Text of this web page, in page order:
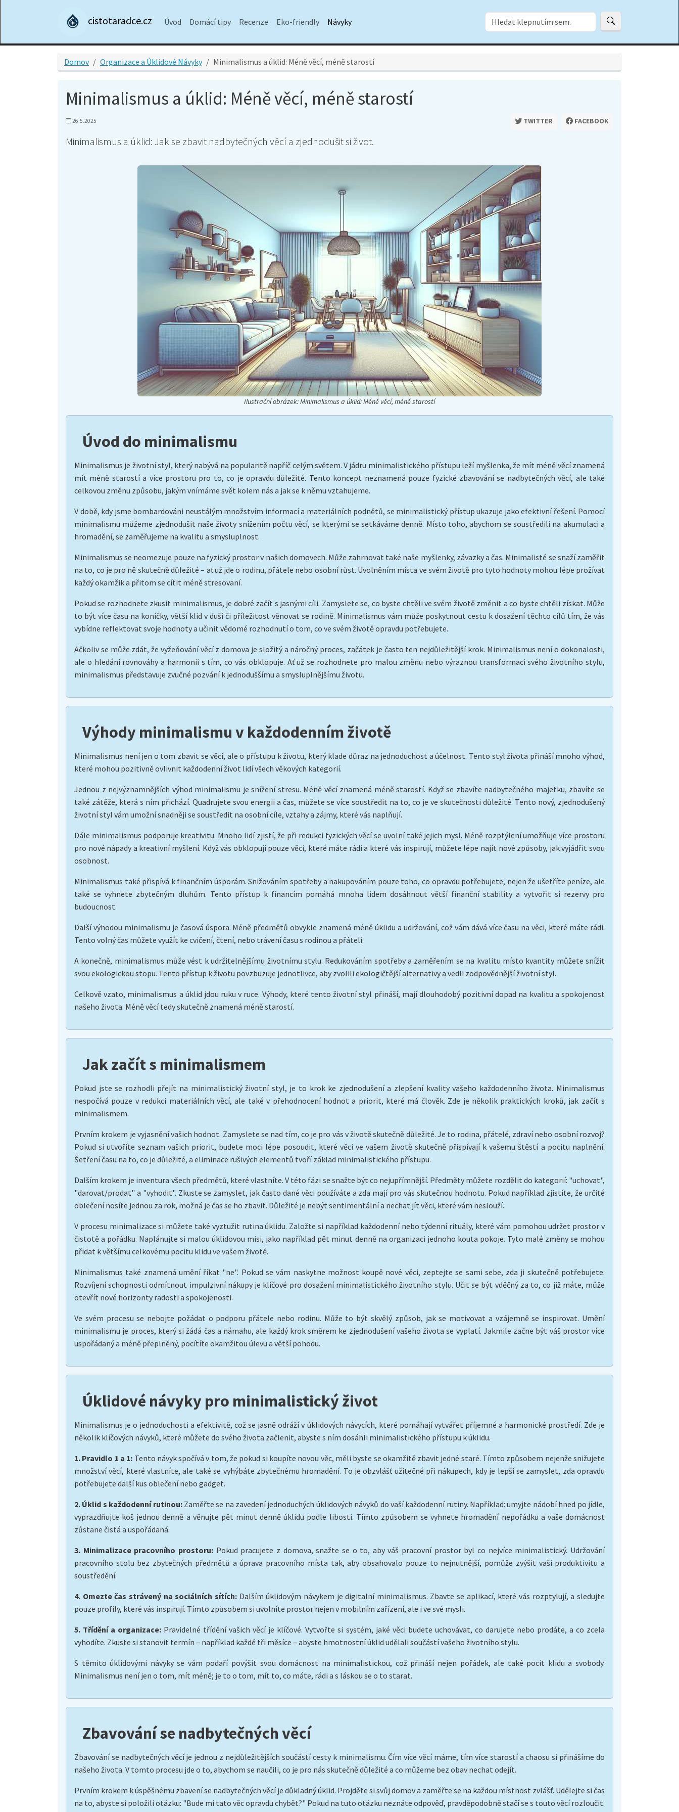
cistotaradce.cz Úvod Domácí tipy Recenze Eko-friendly Návyky
Domov Organizace a Úklidové Návyky Minimalismus a úklid: Méně věcí, méně starostí
Minimalismus a úklid: Méně věcí, méně starostí
26.5.2025 TWITTER FACEBOOK
Minimalismus a úklid: Jak se zbavit nadbytečných věcí a zjednodušit si život.
Ilustrační obrázek: Minimalismus a úklid: Méně věcí, méně starostí
Úvod do minimalismu
Minimalismus je životní styl, který nabývá na popularitě napříč celým světem. V jádru minimalistického přístupu leží myšlenka, že mít méně věcí znamená
mít méně starostí a více prostoru pro to, co je opravdu důležité. Tento koncept neznamená pouze fyzické zbavování se nadbytečných věcí, ale také
celkovou změnu způsobu, jakým vnímáme svět kolem nás a jak se k němu vztahujeme.
V době, kdy jsme bombardováni neustálým množstvím informací a materiálních podnětů, se minimalistický přístup ukazuje jako efektivní řešení. Pomocí
minimalismu můžeme zjednodušit naše životy snížením počtu věcí, se kterými se setkáváme denně. Místo toho, abychom se soustředili na akumulaci a
hromadění, se zaměřujeme na kvalitu a smysluplnost.
Minimalismus se neomezuje pouze na fyzický prostor v našich domovech. Může zahrnovat také naše myšlenky, závazky a čas. Minimalisté se snaží zaměřit
na to, co je pro ně skutečně důležité – ať už jde o rodinu, přátele nebo osobní růst. Uvolněním místa ve svém životě pro tyto hodnoty mohou lépe prožívat
každý okamžik a přitom se cítit méně stresovaní.
Pokud se rozhodnete zkusit minimalismus, je dobré začít s jasnými cíli. Zamyslete se, co byste chtěli ve svém životě změnit a co byste chtěli získat. Může
to být více času na koníčky, větší klid v duši či příležitost věnovat se rodině. Minimalismus vám může poskytnout cestu k dosažení těchto cílů tím, že vás
vybídne reflektovat svoje hodnoty a učinit vědomé rozhodnutí o tom, co ve svém životě opravdu potřebujete.
Ačkoliv se může zdát, že vyžeňování věcí z domova je složitý a náročný proces, začátek je často ten nejdůležitější krok. Minimalismus není o dokonalosti,
ale o hledání rovnováhy a harmonii s tím, co vás obklopuje. Ať už se rozhodnete pro malou změnu nebo výraznou transformaci svého životního stylu,
minimalismus představuje zvučné pozvání k jednoduššímu a smysluplnějšímu životu.
Výhody minimalismu v každodenním životě
Minimalismus není jen o tom zbavit se věcí, ale o přístupu k životu, který klade důraz na jednoduchost a účelnost. Tento styl života přináší mnoho výhod,
které mohou pozitivně ovlivnit každodenní život lidí všech věkových kategorií.
Jednou z nejvýznamnějších výhod minimalismu je snížení stresu. Méně věcí znamená méně starostí. Když se zbavíte nadbytečného majetku, zbavíte se
také zátěže, která s ním přichází. Quadrujete svou energii a čas, můžete se více soustředit na to, co je ve skutečnosti důležité. Tento nový, zjednodušený
životní styl vám umožní snadněji se soustředit na osobní cíle, vztahy a zájmy, které vás naplňují.
Dále minimalismus podporuje kreativitu. Mnoho lidí zjistí, že při redukci fyzických věcí se uvolní také jejich mysl. Méně rozptýlení umožňuje více prostoru
pro nové nápady a kreativní myšlení. Když vás obklopují pouze věci, které máte rádi a které vás inspirují, můžete lépe najít nové způsoby, jak vyjádřit svou
osobnost.
Minimalismus také přispívá k finančním úsporám. Snižováním spotřeby a nakupováním pouze toho, co opravdu potřebujete, nejen že ušetříte peníze, ale
také se vyhnete zbytečným dluhům. Tento přístup k financím pomáhá mnoha lidem dosáhnout větší finanční stability a vytvořit si rezervy pro
budoucnost.
Další výhodou minimalismu je časová úspora. Méně předmětů obvykle znamená méně úklidu a udržování, což vám dává více času na věci, které máte rádi.
Tento volný čas můžete využít ke cvičení, čtení, nebo trávení času s rodinou a přáteli.
A konečně, minimalismus může vést k udržitelnějšímu životnímu stylu. Redukováním spotřeby a zaměřením se na kvalitu místo kvantity můžete snížit
svou ekologickou stopu. Tento přístup k životu povzbuzuje jednotlivce, aby zvolili ekologičtější alternativy a vedli zodpovědnější životní styl.
Celkově vzato, minimalismus a úklid jdou ruku v ruce. Výhody, které tento životní styl přináší, mají dlouhodobý pozitivní dopad na kvalitu a spokojenost
našeho života. Méně věcí tedy skutečně znamená méně starostí.
Jak začít s minimalismem
Pokud jste se rozhodli přejít na minimalistický životní styl, je to krok ke zjednodušení a zlepšení kvality vašeho každodenního života. Minimalismus
nespočívá pouze v redukci materiálních věcí, ale také v přehodnocení hodnot a priorit, které má člověk. Zde je několik praktických kroků, jak začít s
minimalismem.
Prvním krokem je vyjasnění vašich hodnot. Zamyslete se nad tím, co je pro vás v životě skutečně důležité. Je to rodina, přátelé, zdraví nebo osobní rozvoj?
Pokud si utvoříte seznam vašich priorit, budete moci lépe posoudit, které věci ve vašem životě skutečně přispívají k vašemu štěstí a pocitu naplnění.
Šetření času na to, co je důležité, a eliminace rušivých elementů tvoří základ minimalistického přístupu.
Dalším krokem je inventura všech předmětů, které vlastníte. V této fázi se snažte být co nejupřímnější. Předměty můžete rozdělit do kategorií: "uchovat",
"darovat/prodat" a "vyhodit". Zkuste se zamyslet, jak často dané věci používáte a zda mají pro vás skutečnou hodnotu. Pokud například zjistíte, že určité
oblečení nosíte jednou za rok, možná je čas se ho zbavit. Důležité je nebýt sentimentální a nechat jít věci, které vám neslouží.
V procesu minimalizace si můžete také vyztužit rutina úklidu. Založte si například každodenní nebo týdenní rituály, které vám pomohou udržet prostor v
čistotě a pořádku. Naplánujte si malou úklidovou misi, jako například pět minut denně na organizaci jednoho kouta pokoje. Tyto malé změny se mohou
přidat k většímu celkovému pocitu klidu ve vašem životě.
Minimalismus také znamená umění říkat "ne". Pokud se vám naskytne možnost koupě nové věci, zeptejte se sami sebe, zda ji skutečně potřebujete.
Rozvíjení schopnosti odmítnout impulzivní nákupy je klíčové pro dosažení minimalistického životního stylu. Učit se být vděčný za to, co již máte, může
otevřít nové horizonty radosti a spokojenosti.
Ve svém procesu se nebojte požádat o podporu přátele nebo rodinu. Může to být skvělý způsob, jak se motivovat a vzájemně se inspirovat. Umění
minimalismu je proces, který si žádá čas a námahu, ale každý krok směrem ke zjednodušení vašeho života se vyplatí. Jakmile začne být váš prostor více
uspořádaný a méně přeplněný, pocítíte okamžitou úlevu a větší pohodu.
Úklidové návyky pro minimalistický život
Minimalismus je o jednoduchosti a efektivitě, což se jasně odráží v úklidových návycích, které pomáhají vytvářet příjemné a harmonické prostředí. Zde je
několik klíčových návyků, které můžete do svého života začlenit, abyste s ním dosáhli minimalistického přístupu k úklidu.
1. Pravidlo 1 a 1: Tento návyk spočívá v tom, že pokud si koupíte novou věc, měli byste se okamžitě zbavit jedné staré. Tímto způsobem nejenže snižujete
množství věcí, které vlastníte, ale také se vyhýbáte zbytečnému hromadění. To je obzvlášť užitečné při nákupech, kdy je lepší se zamyslet, zda opravdu
potřebujete další kus oblečení nebo gadget.
2. Úklid s každodenní rutinou:Zaměřte se na zavedení jednoduchých úklidových návyků do vaší každodenní rutiny. Například: umyjte nádobí hned po jídle,
vyprazdňujte koš jednou denně a věnujte pět minut denně úklidu podle libosti. Tímto způsobem se vyhnete hromadění nepořádku a vaše domácnost
zůstane čistá a uspořádaná.
3. Minimalizace pracovního prostoru:Pokud pracujete z domova, snažte se o to, aby váš pracovní prostor byl co nejvíce minimalistický. Udržování
pracovního stolu bez zbytečných předmětů a úprava pracovního místa tak, aby obsahovalo pouze to nejnutnější, pomůže zvýšit vaši produktivitu a
soustředění.
4. Omezte čas strávený na sociálních sítích:Dalším úklidovým návykem je digitalní minimalismus. Zbavte se aplikací, které vás rozptylují, a sledujte
pouze profily, které vás inspirují. Tímto způsobem si uvolníte prostor nejen v mobilním zařízení, ale i ve své mysli.
5. Třídění a organizace: Pravidelné třídění vašich věcí je klíčové. Vytvořte si systém, jaké věci budete uchovávat, co darujete nebo prodáte, a co zcela
vyhodíte. Zkuste si stanovit termín – například každé tři měsíce – abyste hmotnostní úklid udělali součástí vašeho životního stylu.
S těmito úklidovými návyky se vám podaří povýšit svou domácnost na minimalistickou, což přináší nejen pořádek, ale také pocit klidu a svobody.
Minimalismus není jen o tom, mít méně; je to o tom, mít to, co máte, rádi a s láskou se o to starat.
Zbavování se nadbytečných věcí
Zbavování se nadbytečných věcí je jednou z nejdůležitějších součástí cesty k minimalismu. Čím více věcí máme, tím více starostí a chaosu si přinášíme do
našeho života. V tomto procesu jde o to, abychom se naučili, co je pro nás skutečně důležité a co můžeme bez obav nechat odejít.
Prvním krokem k úspěšnému zbavení se nadbytečných věcí je důkladný úklid. Projděte si svůj domov a zaměřte se na každou místnost zvlášť. Udělejte si čas
na to, abyste si položili otázku: "Bude mi tato věc opravdu chybět?" Pokud na tuto otázku neznáte odpověď, pravděpodobně stačí se s touto věcí rozloučit.